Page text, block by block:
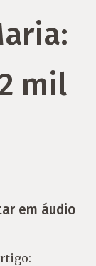
mil
em áudio